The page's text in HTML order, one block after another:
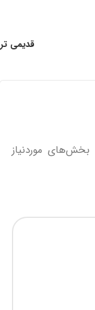
قدیمی تر
بخش‌های موردنیاز